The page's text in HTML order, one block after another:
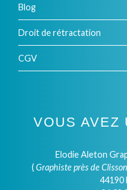
Blog
Droit de rétractation
CGV
VOUS AVEZ
Elodie Aleton
(Graphiste près de Clisson
44190